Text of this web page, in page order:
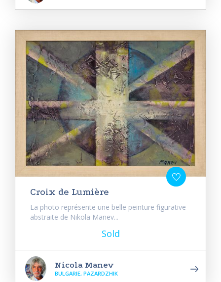
Croix de Lumière
La photo représente une belle peinture figurative
abstraite de Nikola Manev...
Sold
Nicola Manev
BULGARIE, PAZARDZHIK